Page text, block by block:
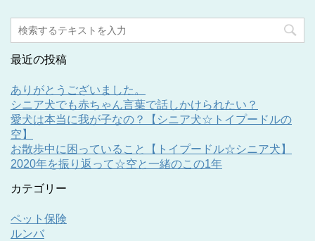
最近の投稿
ありがとうございました。
シニア犬でも赤ちゃん言葉で話しかけられたい？
愛犬は本当に我が子なの？【シニア犬☆トイプードルの
空】
お散歩中に困っていること【トイプードル☆シニア犬】
2020年を振り返って☆空と一緒のこの1年
カテゴリー
ペット保険
ルンバ